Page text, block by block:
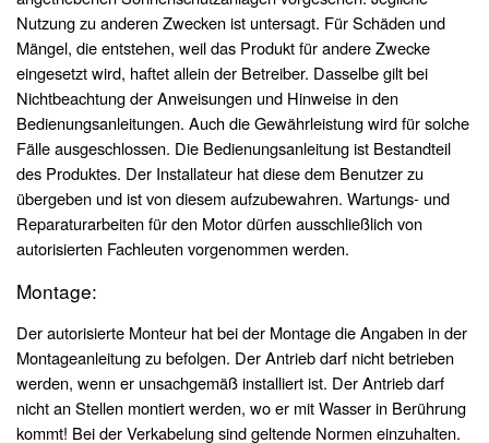
Nutzung zu anderen Zwecken ist untersagt. Für Schäden und
Mängel, die entstehen, weil das Produkt für andere Zwecke
eingesetzt wird, haftet allein der Betreiber. Dasselbe gilt bei
Nichtbeachtung der Anweisungen und Hinweise in den
Bedienungsanleitungen. Auch die Gewährleistung wird für solche
Fälle ausgeschlossen. Die Bedienungsanleitung ist Bestandteil
des Produktes. Der Installateur hat diese dem Benutzer zu
übergeben und ist von diesem aufzubewahren. Wartungs- und
Reparaturarbeiten für den Motor dürfen ausschließlich von
autorisierten Fachleuten vorgenommen werden.
Montage:
Der autorisierte Monteur hat bei der Montage die Angaben in der
Montageanleitung zu befolgen. Der Antrieb darf nicht betrieben
werden, wenn er unsachgemäß installiert ist. Der Antrieb darf
nicht an Stellen montiert werden, wo er mit Wasser in Berührung
kommt! Bei der Verkabelung sind geltende Normen einzuhalten.